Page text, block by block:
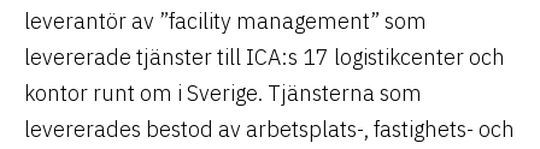
leverantör av ”facility management” som
levererade tjänster till ICA:s 17 logistikcenter och
kontor runt om i Sverige. Tjänsterna som
levererades bestod av arbetsplats-, fastighets- och